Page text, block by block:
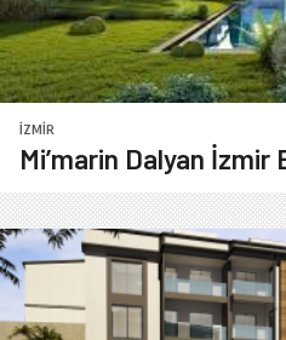
İZMIR
Mi’marin Dalyan